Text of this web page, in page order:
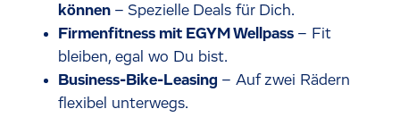
können – Spezielle Deals für Dich.
Firmenfitness mit EGYM Wellpass – Fit
bleiben, egal wo Du bist.
Business-Bike-Leasing – Auf zwei Rädern
flexibel unterwegs.